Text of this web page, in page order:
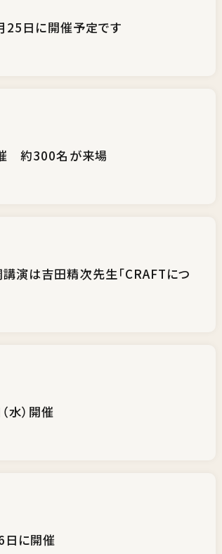
25日に開催予定です
催 約300名が来場
講演は吉田精次先生「CRAFTにつ
水）開催
日に開催